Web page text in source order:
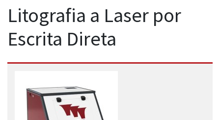
Litografia a Laser por
Escrita Direta